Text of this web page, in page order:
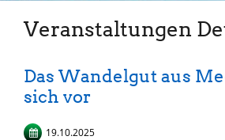
Veranstaltungen
Das Wandelgut aus
sich vor
19.10.2025